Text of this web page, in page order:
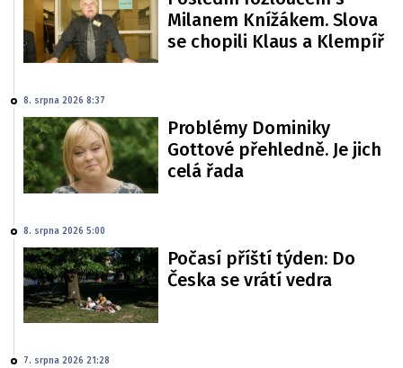
Milanem Knížákem. Slova
se chopili Klaus a Klempíř
8. srpna 2026 8:37
Problémy Dominiky
Gottové přehledně. Je jich
celá řada
8. srpna 2026 5:00
Počasí příští týden: Do
Česka se vrátí vedra
7. srpna 2026 21:28